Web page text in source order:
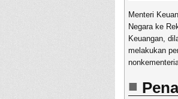
Menteri
Negara ke
Keuangan,
melakukan